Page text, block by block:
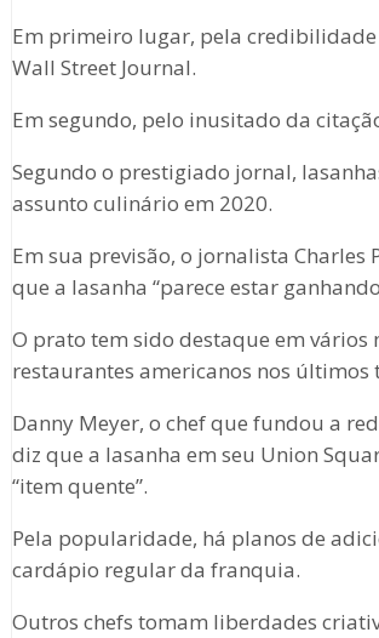
Em primeiro lugar, pela credibilidade
Wall Street Journal.
Em segundo, pelo inusitado da
Segundo o prestigiado jornal,
assunto culinário em 2020.
Em sua previsão, o jornalista Charles
que a lasanha “parece estar
O prato tem sido destaque em vários
restaurantes americanos nos últimos
Danny Meyer, o chef que fundou a
diz que a lasanha em seu Union
“item quente”.
Pela popularidade, há planos de
cardápio regular da franquia.
Outros chefs tomam liberdades